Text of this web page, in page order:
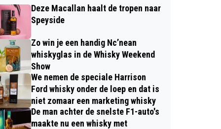
Deze Macallan haalt de tropen naar
Speyside
Zo win je een handig Nc’nean
whiskyglas in de Whisky Weekend
Show
We nemen de speciale Harrison
Ford whisky onder de loep en dat is
niet zomaar een marketing whisky
De man achter de snelste F1-auto's
maakte nu een whisky met